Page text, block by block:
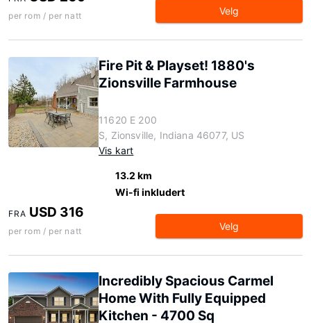
per rom / per natt Velg
Fire Pit & Playset! 1880's
Zionsville Farmhouse
11620 E 200
S, Zionsville, Indiana 46077, US
Vis kart
13.2 km
Wi-fi inkludert
FRA USD 316
per rom / per natt Velg
Incredibly Spacious Carmel
Home With Fully Equipped
Kitchen - 4700 Sq